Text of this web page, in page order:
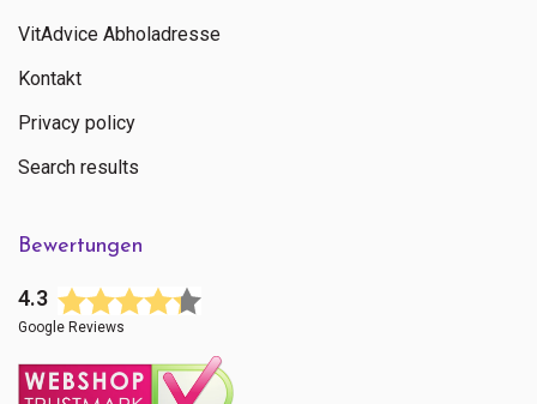
VitAdvice Abholadresse
Kontakt
Privacy policy
Search results
Bewertungen
4.3
Google Reviews